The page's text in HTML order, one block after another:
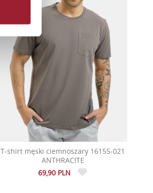
T-shirt męski ciemnoszary 16155-021
ANTHRACITE
69,90 PLN